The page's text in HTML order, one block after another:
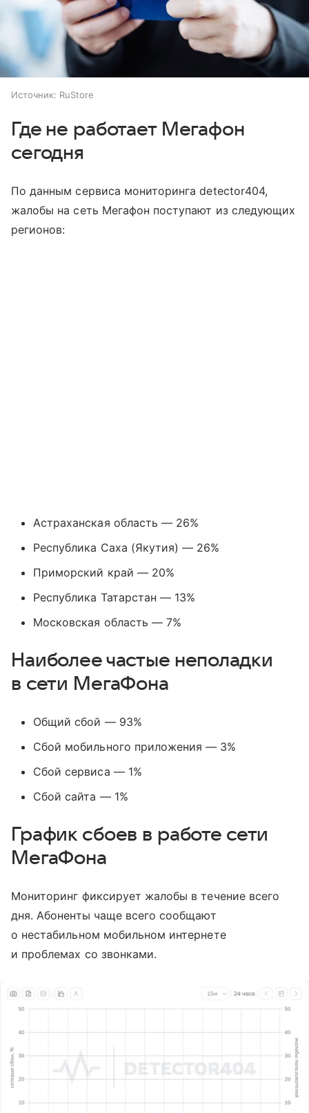
Источник: RuStore
Где не работает Мегафон
сегодня
По данным сервиса мониторинга detector404,
жалобы на сеть Мегафон поступают из следующих
регионов:
Астраханская область — 26%
Республика Саха (Якутия) — 26%
Приморский край — 20%
Республика Татарстан — 13%
Московская область — 7%
Наиболее частые неполадки
в сети МегаФона
Общий сбой — 93%
Сбой мобильного приложения — 3%
Сбой сервиса — 1%
Сбой сайта — 1%
График сбоев в работе сети
МегаФона
Мониторинг фиксирует жалобы в течение всего
дня. Абоненты чаще всего сообщают
о нестабильном мобильном интернете
и проблемах со звонками.